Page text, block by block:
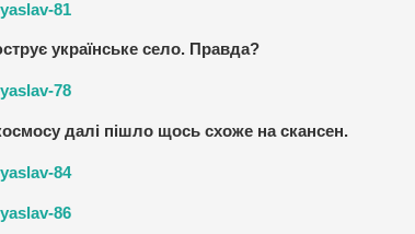
українське село. Правда?
далі пішло щось схоже на скансен.